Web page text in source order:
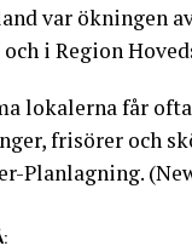
var ökningen
i Region
lokalerna får
frisörer och
Planlagning.